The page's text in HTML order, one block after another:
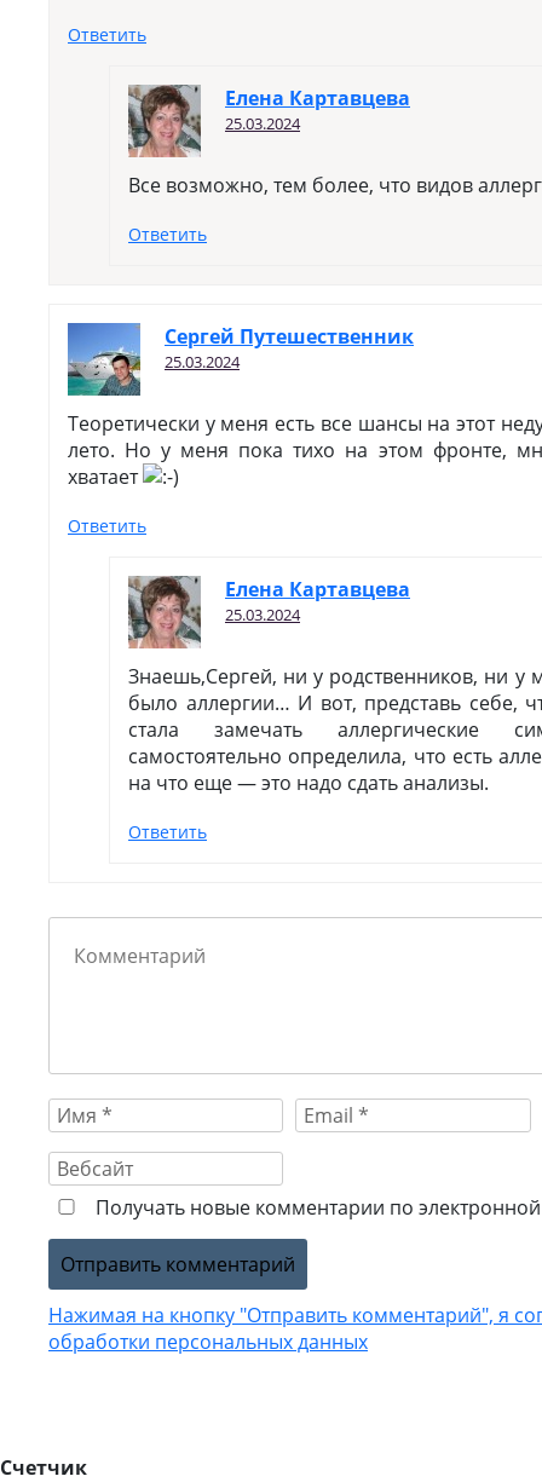
Ответить
Елена Картавцева
25.03.2024
Все возможно, тем более, что видов
Ответить
Сергей Путешественник
25.03.2024
Теоретически у меня есть все шансы на этот
лето. Но у меня пока тихо на этом фронте,
хватает
Ответить
Елена Картавцева
25.03.2024
Знаешь,Сергей, ни у родственников, ни у
было аллергии… И вот, представь себе,
стала замечать аллергические
самостоятельно определила, что есть
на что еще — это надо сдать анализы.
Ответить
Получать новые комментарии по
Нажимая на кнопку "Отправить комментарий", я
обработки персональных данных
Счетчик